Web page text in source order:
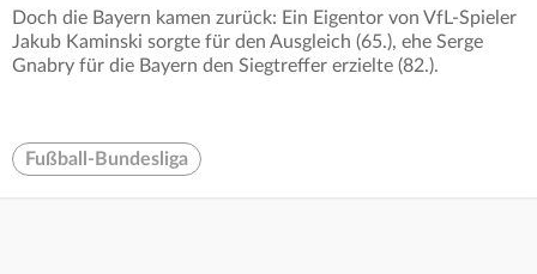
Doch die Bayern kamen zurück: Ein Eigentor von VfL-Spieler
Jakub Kaminski sorgte für den Ausgleich (65.), ehe Serge
Gnabry für die Bayern den Siegtreffer erzielte (82.).
Fußball-Bundesliga